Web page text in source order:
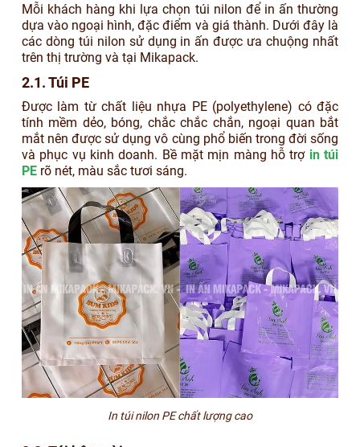
Mỗi khách hàng khi lựa chọn túi nilon để in ấn thường
dựa vào ngoại hình, đặc điểm và giá thành. Dưới đây là
các dòng túi nilon sử dụng in ấn được ưa chuộng nhất
trên thị trường và tại Mikapack.
2.1. Túi PE
Được làm từ chất liệu nhựa PE (polyethylene) có đặc
tính mềm dẻo, bóng, chắc chắc chắn, ngoại quan bắt
mắt nên được sử dụng vô cùng phổ biến trong đời sống
và phục vụ kinh doanh. Bề mặt mịn màng hỗ trợ in túi
PErõ nét, màu sắc tươi sáng.
In túi nilon PE chất lượng cao